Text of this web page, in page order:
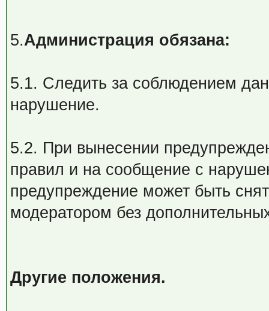
5.Администрация обязана:
5.1. Следить за соблюдением
нарушение.
5.2. При вынесении
правил и на сообщение с
предупреждение может быть
модератором без
Другие положения.